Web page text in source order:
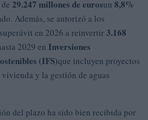
29.247 millones de eurosun 8,8%
Además, se autorizó a los
en 2026 a reinvertir3.168
2029 en Inversiones
(IFS)que incluyen proyectos
y la gestión de aguas
del plazo ha sido bien recibida por